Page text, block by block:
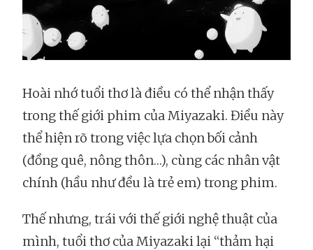
Hoài nhớ tuổi thơ là điều có thể nhận thấy
trong thế giới phim của Miyazaki. Điều này
thể hiện rõ trong việc lựa chọn bối cảnh
(đồng quê, nông thôn…), cùng các nhân vật
chính (hầu như đều là trẻ em) trong phim.
Thế nhưng, trái với thế giới nghệ thuật của
mình, tuổi thơ của Miyazaki lại “thảm hại